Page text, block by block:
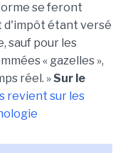
se feront
d'impôt étant versé
sauf pour les
« gazelles »,
réel. »Sur le
revient sur les